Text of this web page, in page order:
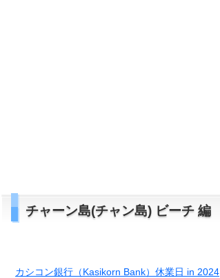
チャーン島(チャン島) ビーチ 編
カシコン銀行（Kasikorn Bank）休業日 in 2024